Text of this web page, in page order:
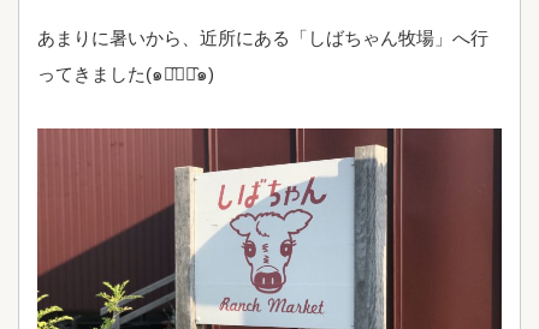
あまりに暑いから、近所にある「しばちゃん牧場」へ行
ってきました(๑･̑◡･̑๑)